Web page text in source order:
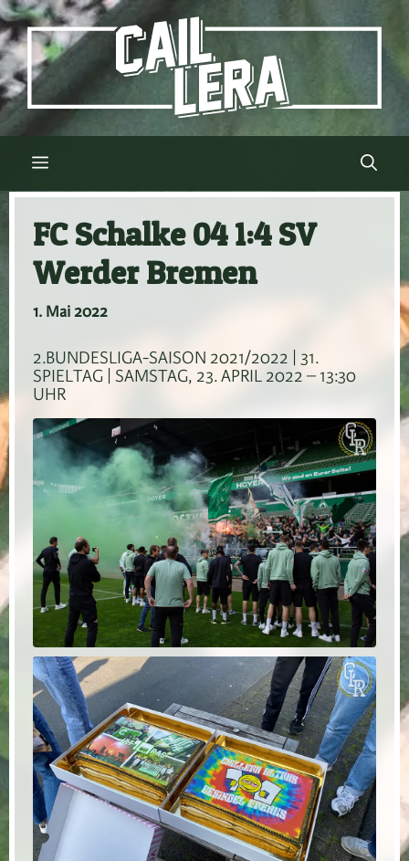
Zum
Inhalt
springen
Menü
FC Schalke 04 1:4 SV
Werder Bremen
1. Mai 2022
2.BUNDESLIGA-SAISON 2021/2022 | 31.
SPIELTAG | SAMSTAG, 23. APRIL 2022 – 13:30
UHR